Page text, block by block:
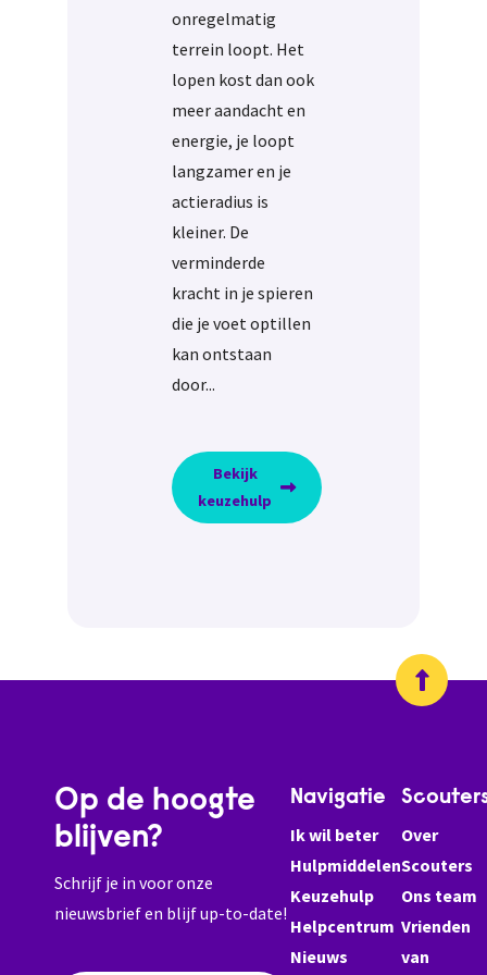
onregelmatig
terrein loopt. Het
lopen kost dan ook
meer aandacht en
energie, je loopt
langzamer en je
actieradius is
kleiner. De
verminderde
kracht in je spieren
die je voet optillen
kan ontstaan
door...
Bekijk
keuzehulp
Op de hoogte
blijven?
Schrijf je in voor onze
nieuwsbrief en blijf up-to-date!
Navigatie
Ik wil beter
Hulpmiddelen
Keuzehulp
Helpcentrum
Nieuws
Over
Scouters
Ons team
Vrienden
van